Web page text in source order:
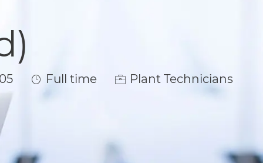
Job Type
Full time Plant Technicians